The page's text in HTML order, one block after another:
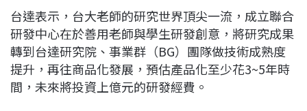
台達表示，台大老師的研究世界頂尖一流，成立聯合
研發中心在於善用老師與學生研發創意，將研究成果
轉到台達研究院、事業群（BG）團隊做技術成熟度
提升，再往商品化發展，預估產品化至少花3~5年時
間，未來將投資上億元的研發經費。